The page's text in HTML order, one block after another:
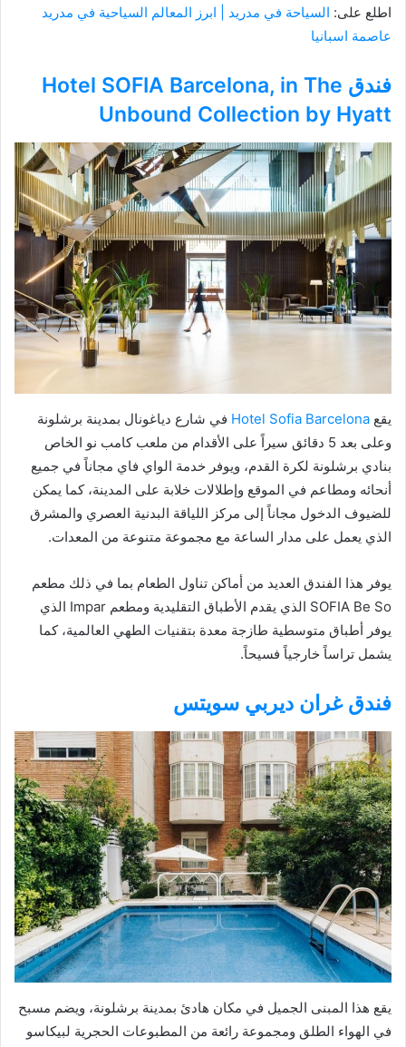
اطلع على: السياحة في مدريد | ابرز المعالم السياحية في مدريد
عاصمة اسبانيا
فندق Hotel SOFIA Barcelona, in The
Unbound Collection by Hyatt
يقع Hotel Sofia Barcelona في شارع دياغونال بمدينة برشلونة
وعلى بعد 5 دقائق سيراً على الأقدام من ملعب كامب نو الخاص
بنادي برشلونة لكرة القدم، ويوفر خدمة الواي فاي مجاناً في جميع
أنحائه ومطاعم في الموقع وإطلالات خلابة على المدينة، كما يمكن
للضيوف الدخول مجاناً إلى مركز اللياقة البدنية العصري والمشرق
الذي يعمل على مدار الساعة مع مجموعة متنوعة من المعدات.
يوفر هذا الفندق العديد من أماكن تناول الطعام بما في ذلك مطعم
SOFIA Be So الذي يقدم الأطباق التقليدية ومطعم Impar الذي
يوفر أطباق متوسطية طازجة معدة بتقنيات الطهي العالمية، كما
يشمل تراساً خارجياً فسيحاً.
فندق غران ديربي سويتس
يقع هذا المبنى الجميل في مكان هادئ بمدينة برشلونة، ويضم مسبح
في الهواء الطلق ومجموعة رائعة من المطبوعات الحجرية لبيكاسو